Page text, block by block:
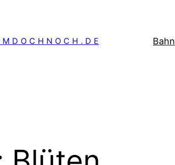
D O C H N O C H . D E Bahn